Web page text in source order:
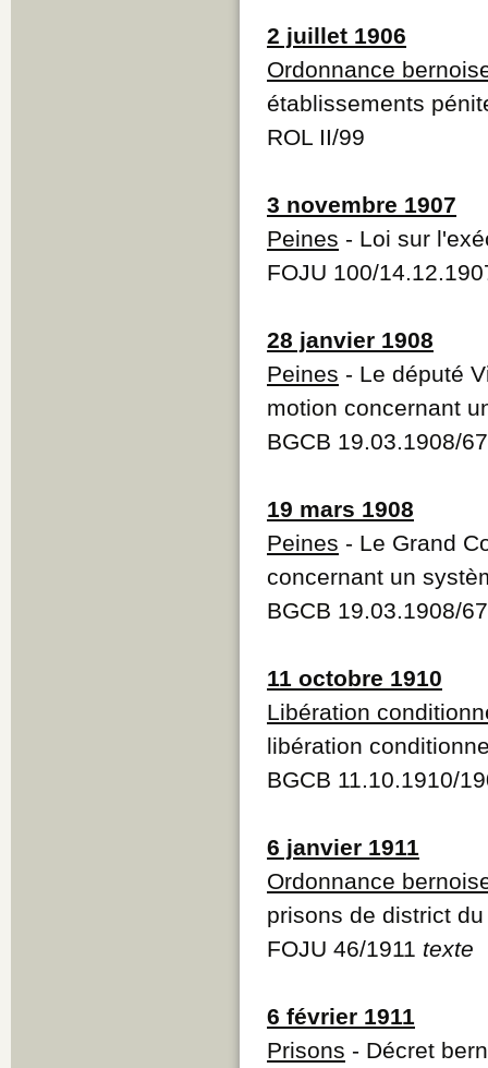
2 juillet 1906
Ordonnance
établissements
ROL II/99
3 novembre 1907
Peines - Loi sur
FOJU 100/
28 janvier 1908
Peines - Le député
motion concernant
BGCB 19.03.1908/67
19 mars 1908
Peines - Le Grand
concernant un
BGCB 19.03.1908/67
11 octobre 1910
Libération
libération
BGCB 11.10.1910/
6 janvier 1911
Ordonnance
prisons de district
FOJU 46/1911 texte
6 février 1911
Prisons - Décret